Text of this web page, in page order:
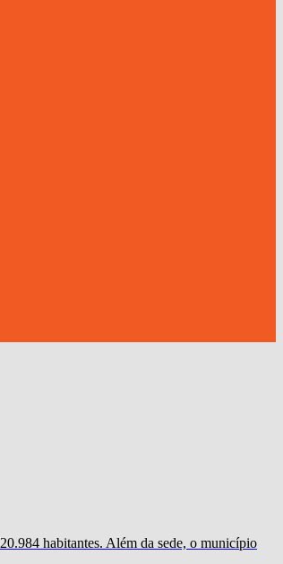
habitantes. Além da sede, o município